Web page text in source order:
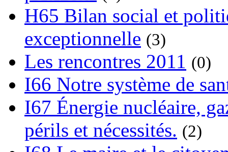
H65 Bilan social et
exceptionnelle (3)
Les rencontres 2011 (0)
I66 Notre système de
I67 Énergie nucléaire,
périls et nécessités. (2)